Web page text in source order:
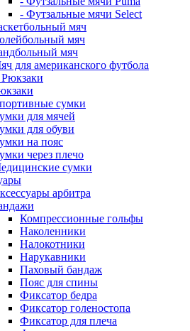
- Футзальные мячи Select
мяч
мяч
мяч
для американского футбола
сумки
для мячей
для обуви
на пояс
через плечо
сумки
арбитра
Компрессионные гольфы
Наколенники
Налокотники
Нарукавники
Паховый бандаж
Пояс для спины
Фиксатор бедра
Фиксатор голеностопа
Фиксатор для плеча